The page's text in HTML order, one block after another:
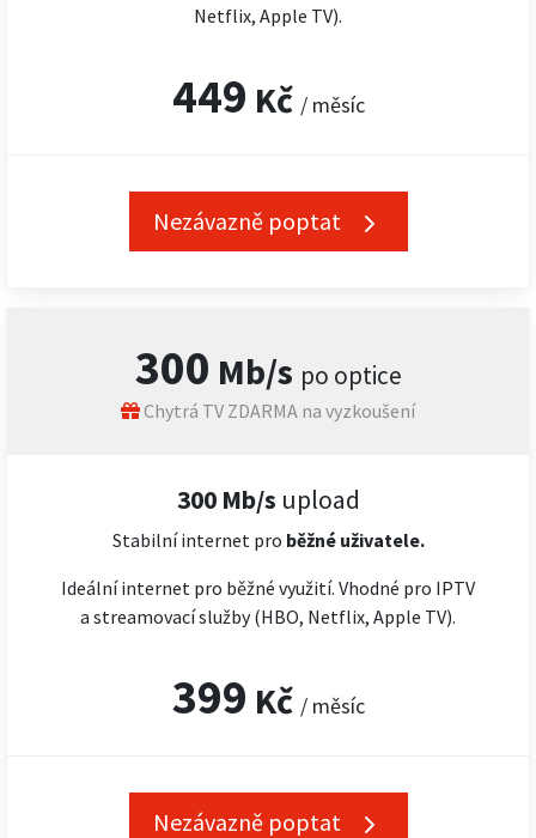
300 Mb/s po optice
Chytrá TV ZDARMA na vyzkoušení
300 Mb/s upload
Stabilní internet pro běžné uživatele.
Ideální internet pro běžné využití. Vhodné pro IPTV
a streamovací služby (HBO, Netflix, Apple TV).
399 Kč / měsíc
Nezávazně poptat
Netflix, Apple TV).
449 Kč / měsíc
Nezávazně poptat